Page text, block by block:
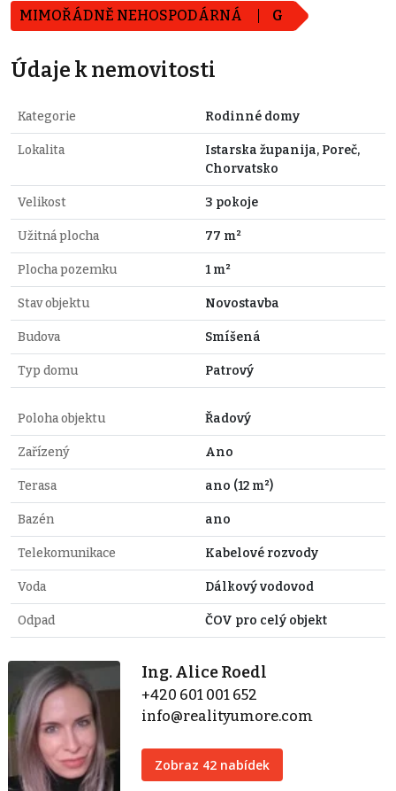
MIMOŘÁDNĚ NEHOSPODÁRNÁ G
Údaje k nemovitosti
Kategorie Rodinné domy
Lokalita
Istarska županija, Poreč,
Chorvatsko
Velikost 3 pokoje
Užitná plocha 77 m²
Plocha pozemku 1 m²
Stav objektu Novostavba
Budova Smíšená
Typ domu Patrový
Poloha objektu Řadový
Zařízený Ano
Terasa ano (12 m²)
Bazén ano
Telekomunikace Kabelové rozvody
Voda Dálkový vodovod
Odpad ČOV pro celý objekt
Ing. Alice Roedl
+420 601 001 652
info@realityumore.com
Zobraz 42 nabídek